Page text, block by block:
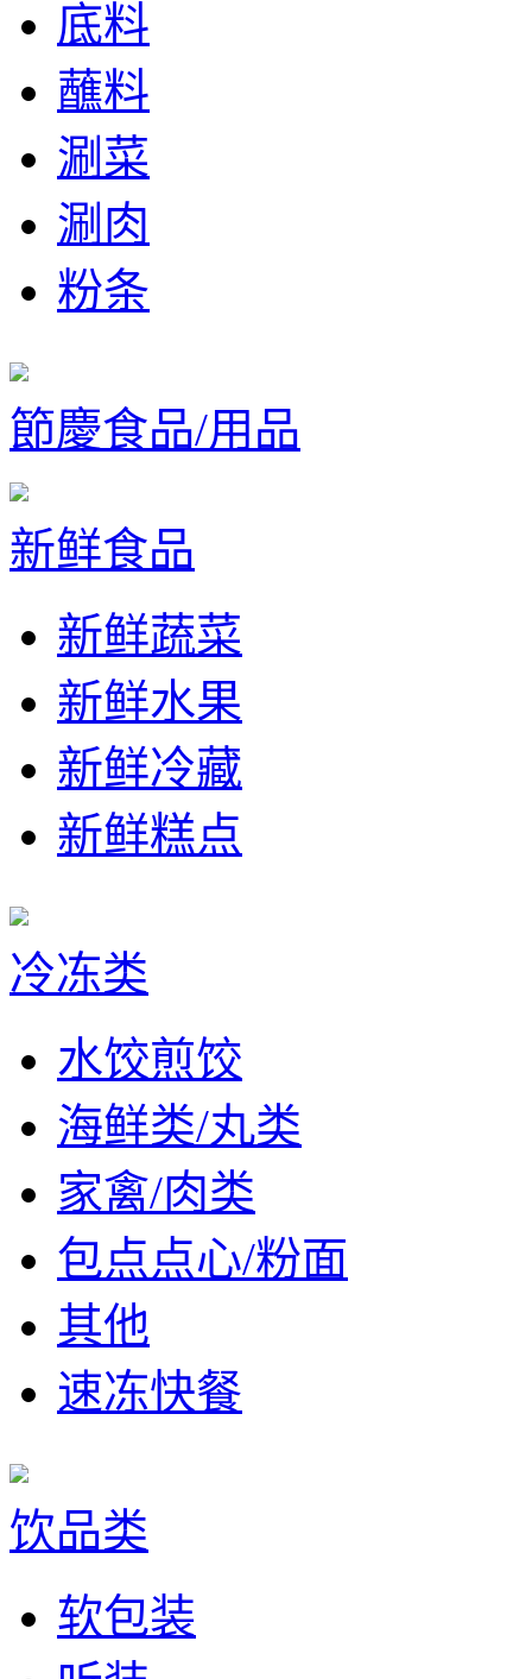
底料
蘸料
涮菜
涮肉
粉条
節慶食品/用品
新鲜食品
新鲜蔬菜
新鲜水果
新鲜冷藏
新鲜糕点
冷冻类
水饺煎饺
海鲜类/丸类
家禽/肉类
包点点心/粉面
其他
速冻快餐
饮品类
软包装